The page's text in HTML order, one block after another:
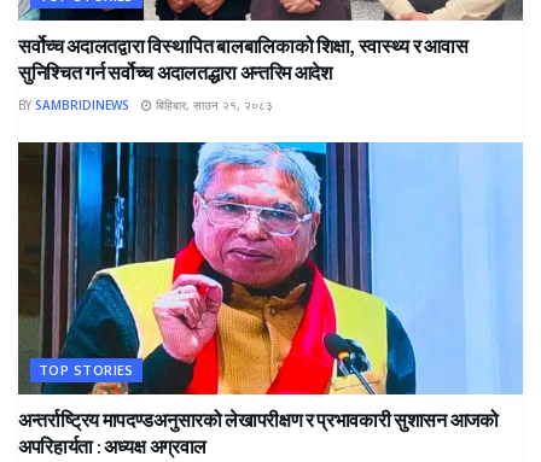
सर्वोच्च अदालतद्वारा विस्थापित बालबालिकाको शिक्षा, स्वास्थ्य र आवास
सुनिश्चित गर्न सर्वोच्च अदालतद्धारा अन्तरिम आदेश
BY SAMBRIDINEWS बिहिबार, साउन २१, २०८३
TOP STORIES
अन्तर्राष्ट्रिय मापदण्डअनुसारको लेखापरीक्षण र प्रभावकारी सुशासन आजको
अपरिहार्यता : अध्यक्ष अग्रवाल